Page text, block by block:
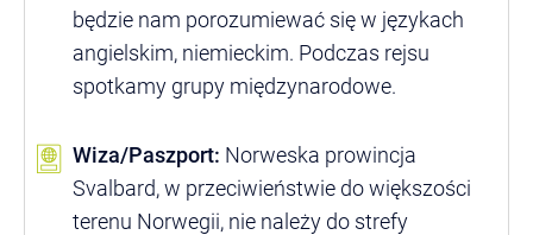
będzie nam porozumiewać się w językach
angielskim, niemieckim. Podczas rejsu
spotkamy grupy międzynarodowe.
Wiza/Paszport: Norweska prowincja
Svalbard, w przeciwieństwie do większości
terenu Norwegii, nie należy do strefy